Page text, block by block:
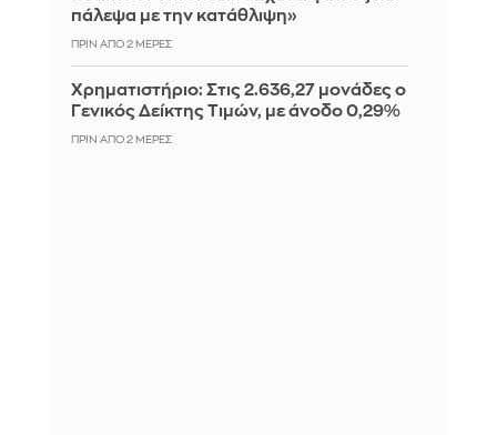
πάλεψα με την κατάθλιψη»
ΠΡΙΝ ΑΠΌ 2 ΜΈΡΕΣ
Χρηματιστήριο: Στις 2.636,27 μονάδες ο
Γενικός Δείκτης Τιμών, με άνοδο 0,29%
ΠΡΙΝ ΑΠΌ 2 ΜΈΡΕΣ